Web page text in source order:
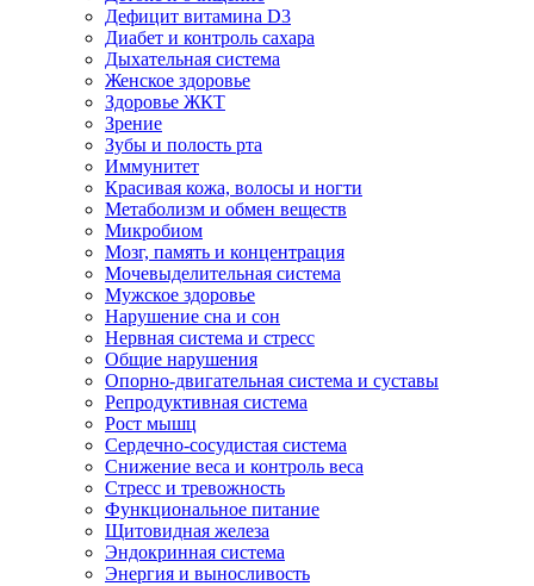
Дефицит витамина D3
Диабет и контроль сахара
Дыхательная система
Женское здоровье
Здоровье ЖКТ
Зрение
Зубы и полость рта
Иммунитет
Красивая кожа, волосы и ногти
Метаболизм и обмен веществ
Микробиом
Мозг, память и концентрация
Мочевыделительная система
Мужское здоровье
Нарушение сна и сон
Нервная система и стресс
Общие нарушения
Опорно-двигательная система и суставы
Репродуктивная система
Рост мышц
Сердечно-сосудистая система
Снижение веса и контроль веса
Стресс и тревожность
Функциональное питание
Щитовидная железа
Эндокринная система
Энергия и выносливость